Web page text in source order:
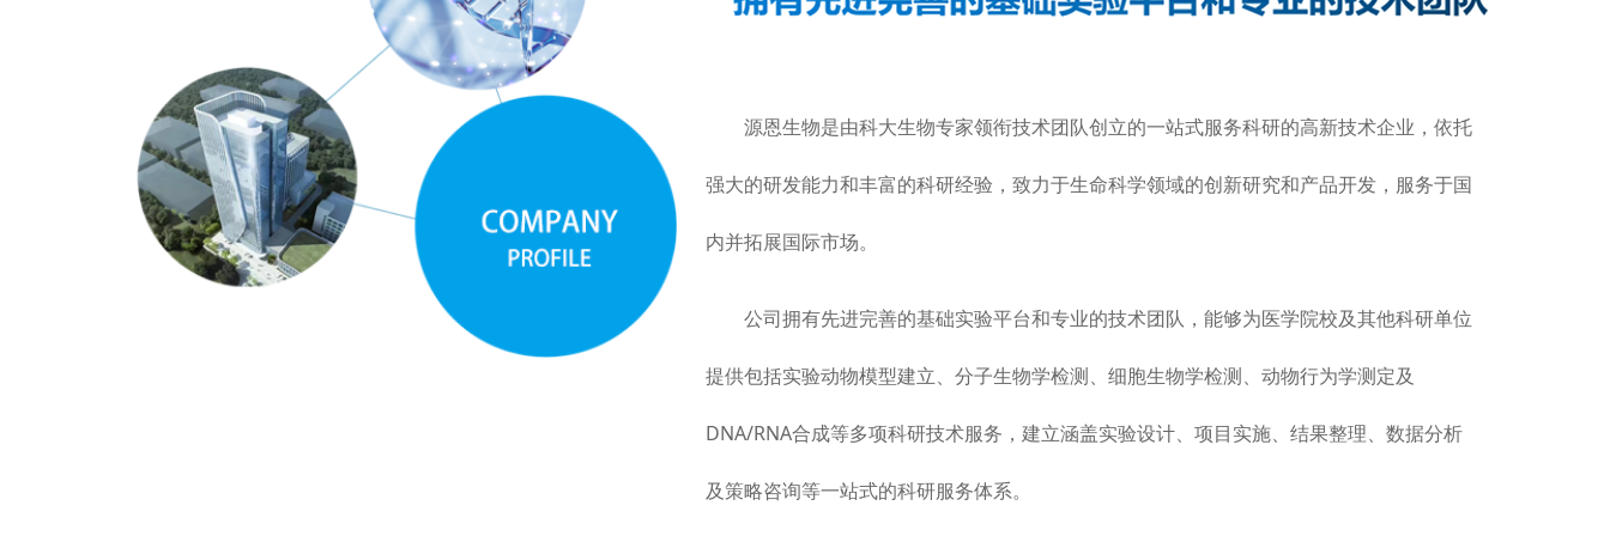
源恩生物是由科大生物专家领衔技术团队创立的一站式服务科研的高新技术企业，依托
强大的研发能力和丰富的科研经验，致力于生命科学领域的创新研究和产品开发，服务于国
内并拓展国际市场。
公司拥有先进完善的基础实验平台和专业的技术团队，能够为医学院校及其他科研单位
提供包括实验动物模型建立、分子生物学检测、细胞生物学检测、动物行为学测定及
DNA/RNA合成等多项科研技术服务，建立涵盖实验设计、项目实施、结果整理、数据分析
及策略咨询等一站式的科研服务体系。